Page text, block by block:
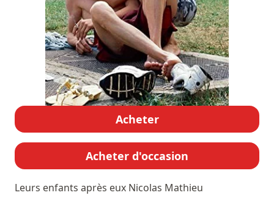
Acheter
Acheter d'occasion
Leurs enfants après eux Nicolas Mathieu